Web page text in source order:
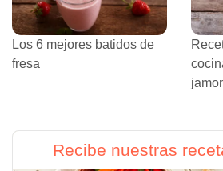
Los 6 mejores batidos de
fresa
Recibe nuestras